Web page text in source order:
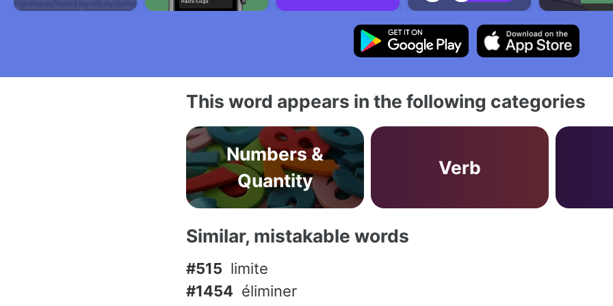
This word appears in the following categories
Numbers &
Quantity
Verb
Similar, mistakable words
#515 limite
#1454 éliminer